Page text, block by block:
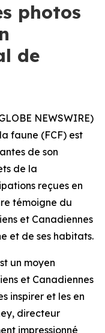
photos
de
NEWSWIRE)
faune (FCF) est
de son
de la
reçues en
témoigne du
et Canadiennes
et de ses habitats.
un moyen
et Canadiennes
inspirer et les en
directeur
impressionné